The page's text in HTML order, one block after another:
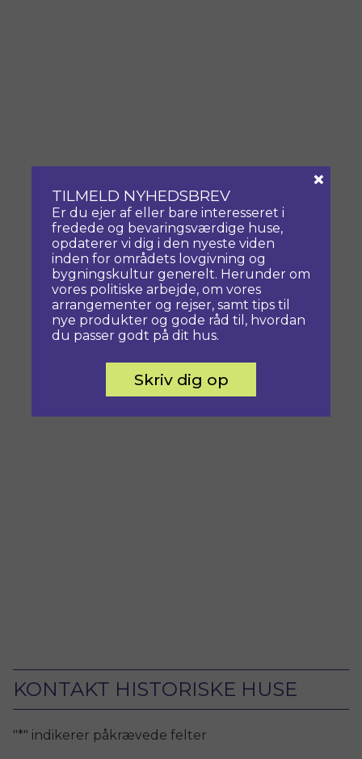
KONTAKT HISTORISKE HUSE
"*" indikerer påkrævede felter
TILMELD NYHEDSBREV
Er du ejer af eller bare interesseret i
fredede og bevaringsværdige huse,
opdaterer vi dig i den nyeste viden
inden for områdets lovgivning og
bygningskultur generelt. Herunder om
vores politiske arbejde, om vores
arrangementer og rejser, samt tips til
nye produkter og gode råd til, hvordan
du passer godt på dit hus.
Skriv dig op
×